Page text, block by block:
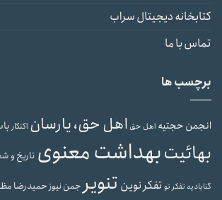
کتابخانه دیجیتال سراب
تماس با ما
برچسب ها
انجمن حجتیه اهل حق اهل حق، یارسان اکنکار
بهائیتبهداشت معنوی تاریخ و
گنابادیه تفکر نوتفکر نوین تنویر جمن نیوز حمیدرضا